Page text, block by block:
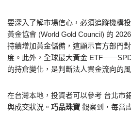
要深入了解市場信心，必須追蹤機構
黃金協會 (World Gold Council) 的
持續增加黃金儲備，這顯示官方部門
度。此外，全球最大黃金
的持倉變化，是判斷法人資金流向的風
在台灣本地，投資者可以參考 台北市
與成交狀況。 巧品珠寶 觀察到，每當